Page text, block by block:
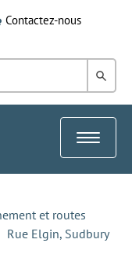
Contactez-nous
dans
Toggle
et routes
Rue Elgin, Sudbury